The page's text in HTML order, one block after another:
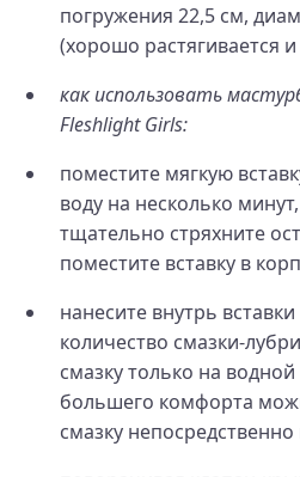
погружения 22,5 см,
(хорошо растягивается
как использовать
Fleshlight Girls:
поместите мягкую
воду на несколько
тщательно стряхните
поместите вставку в
нанесите внутрь
количество смазки-
смазку только на
большего комфорта
смазку